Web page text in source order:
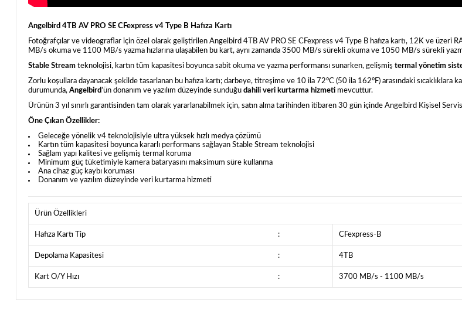
Angelbird 4TB AV PRO SE CFexpress v4 Type B Hafıza Kartı
Fotoğrafçılar ve videograflar için özel olarak geliştirilen Angelbird 4TB AV PRO SE CFexpress v4 Type B hafıza kartı, 12K ve
MB/s okuma ve 1100 MB/s yazma hızlarına ulaşabilen bu kart, aynı zamanda 3500 MB/s sürekli okuma ve 1050 MB/s sürekli
Stable Streamteknolojisi, kartın tüm kapasitesi boyunca sabit okuma ve yazma performansı sunarken, gelişmiş termal yönetim
Zorlu koşullara dayanacak şekilde tasarlanan bu hafıza kartı; darbeye, titreşime ve 10 ila 72°C (50 ila 162°F) arasındaki sıcaklıklara
durumunda, Angelbird’ün donanım ve yazılım düzeyinde sunduğu dahili veri kurtarma hizmetimevcuttur.
Ürünün 3 yıl sınırlı garantisinden tam olarak yararlanabilmek için, satın alma tarihinden itibaren 30 gün içinde Angelbird Kişisel
Öne Çıkan Özellikler:
Geleceğe yönelik v4 teknolojisiyle ultra yüksek hızlı medya çözümü
Kartın tüm kapasitesi boyunca kararlı performans sağlayan Stable Stream teknolojisi
Sağlam yapı kalitesi ve gelişmiş termal koruma
Minimum güç tüketimiyle kamera bataryasını maksimum süre kullanma
Ana cihaz güç kaybı koruması
Donanım ve yazılım düzeyinde veri kurtarma hizmeti
Ürün Özellikleri
Hafıza Kartı Tip : CFexpress-B
Depolama Kapasitesi : 4TB
Kart O/Y Hızı : 3700 MB/s - 1100 MB/s